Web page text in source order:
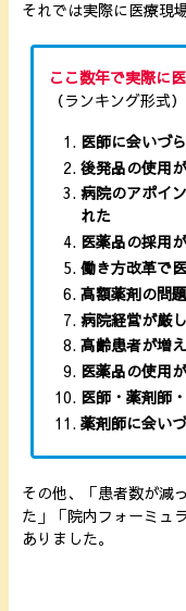
それでは実際に医療現
ここ数年で実際に
（ランキング形式）
医師に会いづ
後発品の使用
病院のアポイ
れた
医薬品の採用
働き方改革で
高額薬剤の問
病院経営が厳
高齢患者が増
医薬品の使用
医師・薬剤師
薬剤師に会い
その他、「患者数が減
た」「院内フォーミュ
ありました。